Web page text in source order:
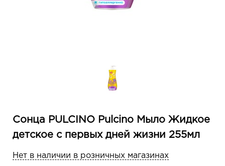
Сонца PULCINO Pulcino Мыло Жидкое
детское с первых дней жизни 255мл
Нет в наличии в розничных магазинах